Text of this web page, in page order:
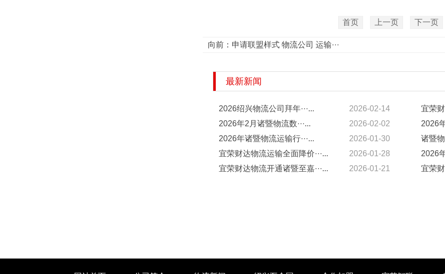
首页 上一页 下一页
向前： 申请联盟样式 物流公司 运输···
最新新闻
2026绍兴物流公司拜年···... 2026-02-14 宜荣
2026年2月诸暨物流数···...
2026-02-02 2026
2026年诸暨物流运输行···...
2026-01-30 诸暨
宜荣财达物流运输全面降价···...
2026-01-28 2026
宜荣财达物流开通诸暨至嘉···...
2026-01-21 宜荣